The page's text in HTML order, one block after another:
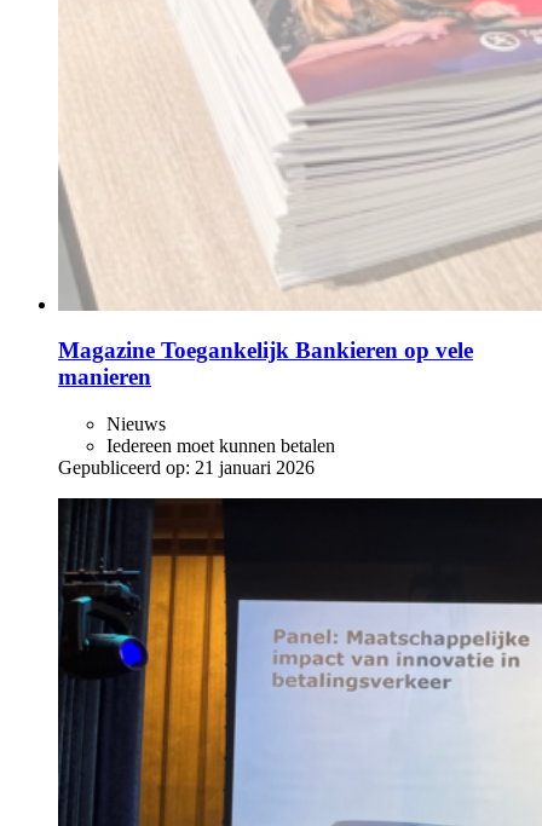
Magazine Toegankelijk Bankieren op vele
manieren
Nieuws
Iedereen moet kunnen betalen
Gepubliceerd op: 21 januari 2026